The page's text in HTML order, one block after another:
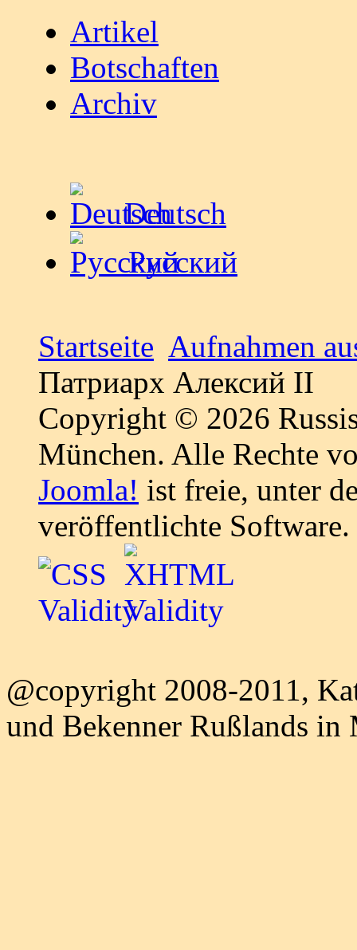
Artikel
Botschaften
Archiv
Deutsch
Русский
Startseite Aufnahmen
Патриарх Алексий II
Copyright © 2026
München. Alle Rechte
Joomla! ist freie, unter
veröffentlichte Software.
@copyright 2008-2011,
und Bekenner Rußlands in